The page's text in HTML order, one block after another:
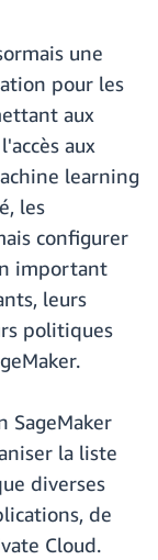
une
pour les
aux
aux
learning
les
configurer
important
leurs
politiques
SageMaker
la liste
diverses
de
Cloud.